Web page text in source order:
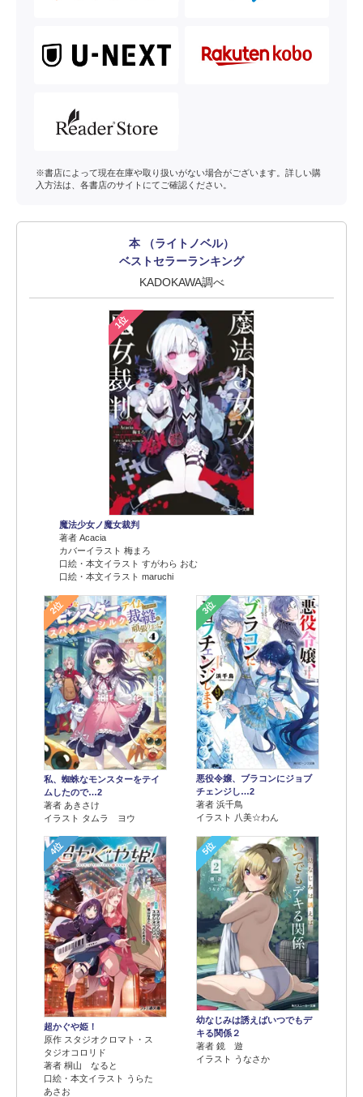
※書店によって現在在庫や取り扱いがない場合がございます。詳しい購
入方法は、各書店のサイトにてご確認ください。
本 （ライトノベル）
ベストセラーランキング
KADOKAWA調べ
1位
魔法少女ノ魔女裁判
著者 Acacia
カバーイラスト 梅まろ
口絵・本文イラスト すがわら おむ
口絵・本文イラスト maruchi
2位
私、蜘蛛なモンスターをテイ
ムしたので…2
著者 あきさけ
イラスト タムラ ヨウ
3位
悪役令嬢、ブラコンにジョブ
チェンジし…2
著者 浜千鳥
イラスト 八美☆わん
4位
超かぐや姫！
原作 スタジオクロマト・ス
タジオコロリド
著者 桐山 なると
口絵・本文イラスト うらた
あさお
5位
幼なじみは誘えばいつでもデ
キる関係２
著者 鏡 遊
イラスト うなさか